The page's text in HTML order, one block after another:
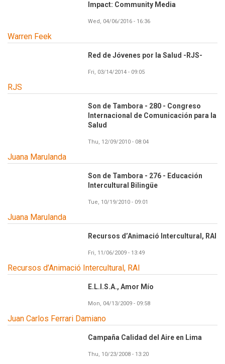
Impact: Community Media
Wed, 04/06/2016 - 16:36
Warren Feek
Red de Jóvenes por la Salud -RJS-
Fri, 03/14/2014 - 09:05
RJS
Son de Tambora - 280 - Congreso
Internacional de Comunicación para la
Salud
Thu, 12/09/2010 - 08:04
Juana Marulanda
Son de Tambora - 276 - Educación
Intercultural Bilingüe
Tue, 10/19/2010 - 09:01
Juana Marulanda
Recursos d’Animació Intercultural, RAI
Fri, 11/06/2009 - 13:49
Recursos d’Animació Intercultural, RAI
E.L.I.S.A., Amor Mío
Mon, 04/13/2009 - 09:58
Juan Carlos Ferrari Damiano
Campaña Calidad del Aire en Lima
Thu, 10/23/2008 - 13:20